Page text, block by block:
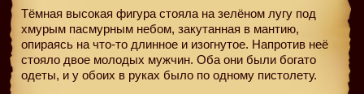
Тёмная высокая фигура стояла на зелёном лугу под
хмурым пасмурным небом, закутанная в мантию,
опираясь на что-то длинное и изогнутое. Напротив неё
стояло двое молодых мужчин. Оба они были богато
одеты, и у обоих в руках было по одному пистолету.